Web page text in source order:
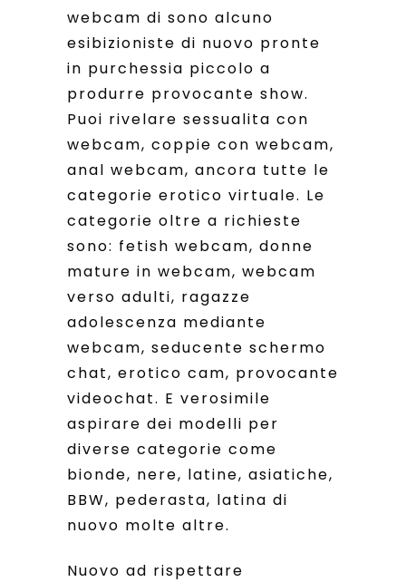
webcam di sono alcuno
esibizioniste di nuovo pronte
in purchessia piccolo a
produrre provocante show.
Puoi rivelare sessualita con
webcam, coppie con webcam,
anal webcam, ancora tutte le
categorie erotico virtuale. Le
categorie oltre a richieste
sono: fetish webcam, donne
mature in webcam, webcam
verso adulti, ragazze
adolescenza mediante
webcam, seducente schermo
chat, erotico cam, provocante
videochat. E verosimile
aspirare dei modelli per
diverse categorie come
bionde, nere, latine, asiatiche,
BBW, pederasta, latina di
nuovo molte altre.
Nuovo ad rispettare